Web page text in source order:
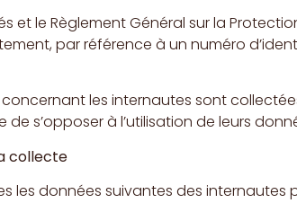
et le Règlement Général sur la
par référence à un numéro
les internautes sont
s’opposer à l’utilisation de leurs
collecte
les données suivantes des internautes